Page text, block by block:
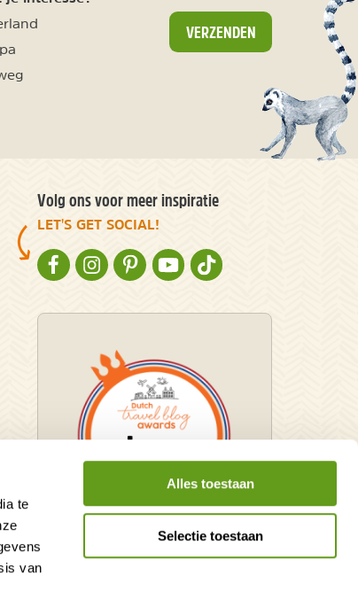
te
van
Alles toestaan
Selectie toestaan
VERZENDEN
Volg ons voor meer inspiratie
LET'S GET SOCIAL!
NATURESCANNER OP FACEBOOK
NATURESCANNER OP INSTAGRAM
NATURESCANNER OP PINTEREST
NATURESCANNER OP YOUTUBE
NATURESCANNER OP